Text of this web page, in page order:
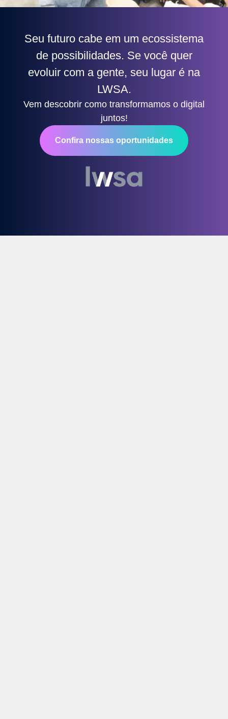
Seu futuro cabe em um ecossistema
de possibilidades. Se você quer
evoluir com a gente, seu lugar é na
LWSA.
Vem descobrir como transformamos o digital
juntos!
Confira nossas oportunidades